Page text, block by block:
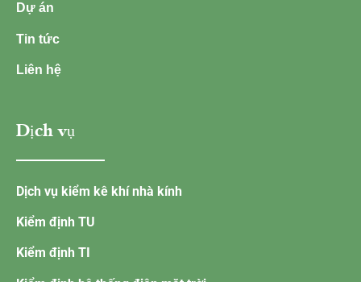
Dự án
Tin tức
Liên hệ
Dịch vụ
Dịch vụ kiểm kê khí nhà kính
Kiểm định TU
Kiểm định TI